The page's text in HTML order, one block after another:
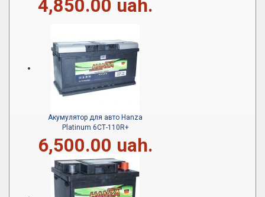
4,850.00 uah.
Акумулятор для авто Hanza
Platinum 6СТ-110R+
6,500.00 uah.